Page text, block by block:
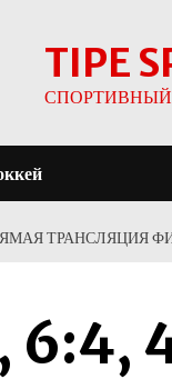
TIPE
ТРАНСЛЯЦИЯ
6:4,